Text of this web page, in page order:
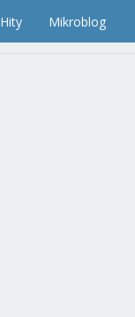
Hity Mikroblog